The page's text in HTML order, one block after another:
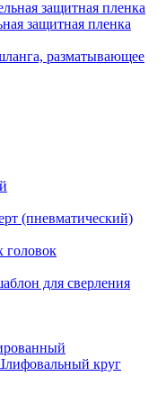
защитная пленка
разматывающее
(пневматический)
головок
для сверления
круг